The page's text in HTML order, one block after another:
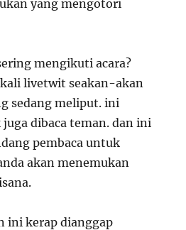
yang mengotori
mengikuti acara?
livetwit seakan-akan
sedang meliput. ini
dibaca teman. dan ini
pembaca untuk
akan menemukan
ini kerap dianggap